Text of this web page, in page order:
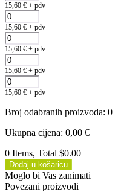
15,60 € + pdv
15,60 € + pdv
15,60 € + pdv
15,60 € + pdv
15,60 € + pdv
Broj odabranih proizvoda: 0
Ukupna cijena: 0,00 €
0 Items, Total $0.00
Dodaj u košaricu
Moglo bi Vas zanimati
Povezani proizvodi